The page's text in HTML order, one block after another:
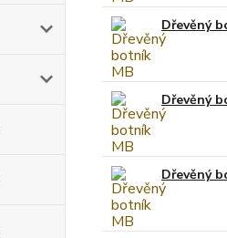
Dřevěný
Dřevěný
Dřevěný